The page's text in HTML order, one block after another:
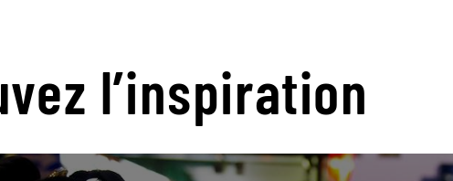
l’inspiration